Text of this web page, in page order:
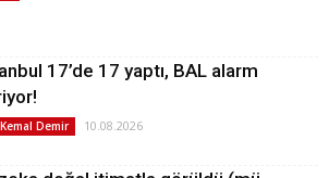
17’de 17 yaptı, BAL alarm
Demir 10.08.2026